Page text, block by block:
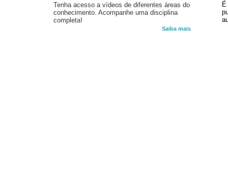
Tenha acesso a vídeos de diferentes áreas do
conhecimento. Acompanhe uma disciplina
completa!
Saiba mais